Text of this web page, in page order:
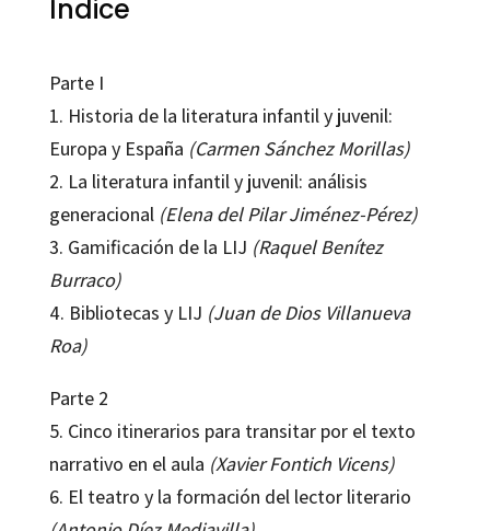
Índice
Parte I
1. Historia de la literatura infantil y juvenil:
Europa y España (Carmen Sánchez Morillas)
2. La literatura infantil y juvenil: análisis
generacional (Elena del Pilar Jiménez-Pérez)
3. Gamificación de la LIJ (Raquel Benítez
Burraco)
4. Bibliotecas y LIJ (Juan de Dios Villanueva
Roa)
Parte 2
5. Cinco itinerarios para transitar por el texto
narrativo en el aula (Xavier Fontich Vicens)
6. El teatro y la formación del lector literario